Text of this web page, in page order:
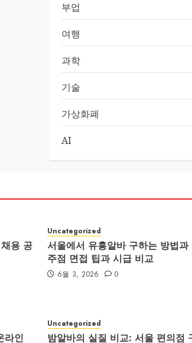
부업
여행
과학
기술
가상화폐
AI
용 공
Uncategorized
서울에서 유흥알바 구하는 방법
주점 면접 팁과 시급 비교
6월 3, 2026 0
라인
Uncategorized
밤알바의 실질 비교: 서울 편의점